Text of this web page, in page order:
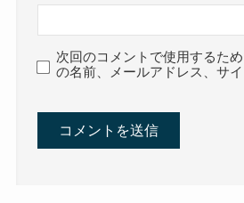
次回のコメントで使用するた
の名前、メールアドレス、サイ